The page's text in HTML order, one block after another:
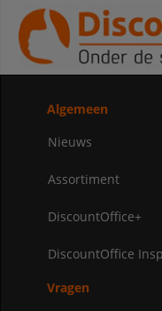
Algemeen
Nieuws
Assortiment
DiscountOffice+
DiscountOffice
Vragen